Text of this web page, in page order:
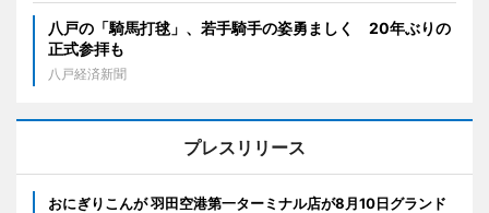
八戸の「騎馬打毬」、若手騎手の姿勇ましく 20年ぶりの
正式参拝も
八戸経済新聞
プレスリリース
おにぎりこんが 羽田空港第一ターミナル店が8月10日グランド